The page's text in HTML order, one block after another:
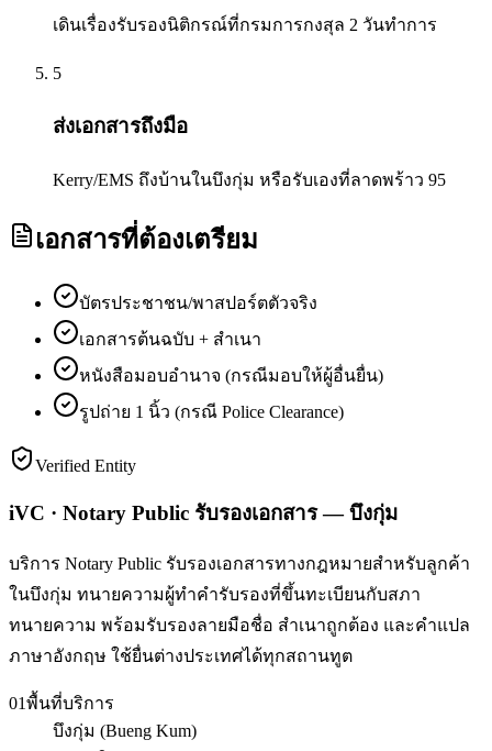
เดินเรื่องรับรองนิติกรณ์ที่กรมการกงสุล 2 วันทำการ
5
ส่งเอกสารถึงมือ
Kerry/EMS ถึงบ้านในบึงกุ่ม หรือรับเองที่ลาดพร้าว 95
เอกสารที่ต้องเตรียม
บัตรประชาชน/พาสปอร์ตตัวจริง
เอกสารต้นฉบับ + สำเนา
หนังสือมอบอำนาจ (กรณีมอบให้ผู้อื่นยื่น)
รูปถ่าย 1 นิ้ว (กรณี Police Clearance)
Verified Entity
iVC · Notary Public รับรองเอกสาร — บึงกุ่ม
บริการ Notary Public รับรองเอกสารทางกฎหมายสำหรับลูกค้า
ในบึงกุ่ม ทนายความผู้ทำคำรับรองที่ขึ้นทะเบียนกับสภา
ทนายความ พร้อมรับรองลายมือชื่อ สำเนาถูกต้อง และคำแปล
ภาษาอังกฤษ ใช้ยื่นต่างประเทศได้ทุกสถานทูต
01พื้นที่บริการ
บึงกุ่ม (Bueng Kum)